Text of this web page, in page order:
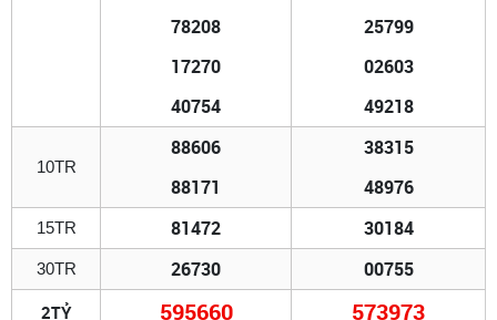
78208
17270
40754
25799
02603
49218
10TR
88606
88171
38315
48976
15TR 81472 30184
30TR 26730 00755
2TỶ 595660 573973